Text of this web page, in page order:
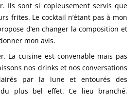
Ils sont si copieusement servis que
frites. Le cocktail n’étant pas à mon
d’en changer la composition et
mon avis.
La cuisine est convenable mais pas
nos drinks et nos conversations
par la lune et entourés des
plus bel effet. Ce lieu branché,